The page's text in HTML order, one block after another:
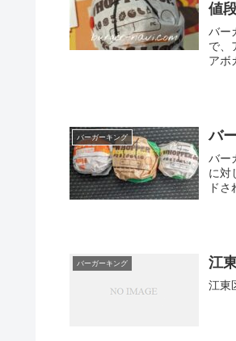
値
バー
で、
アボ
バーガーキング バ
バー
に対
ドさ
バーガーキング 江
江東